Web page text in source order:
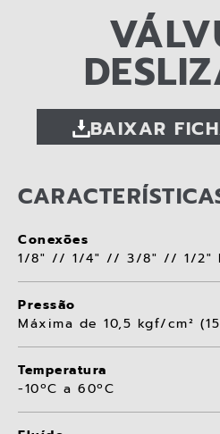
BAIXAR
Conexões
1/8" // 1/4" // 3/8" // 1/2"
Pressão
Máxima de 10,5 kgf/cm²
Temperatura
-10ºC a 60ºC